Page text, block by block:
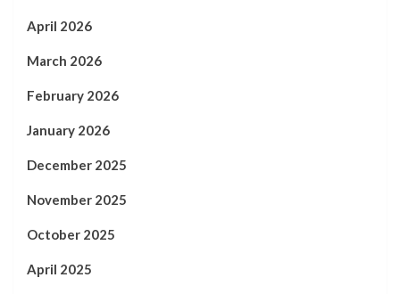
April 2026
March 2026
February 2026
January 2026
December 2025
November 2025
October 2025
April 2025